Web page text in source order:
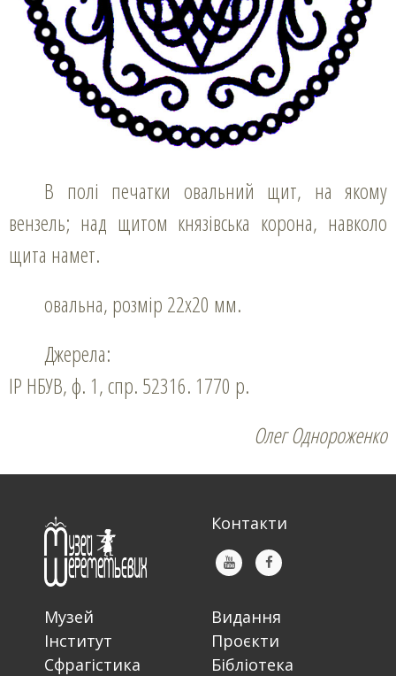
В полі печатки овальний щит, на якому
вензель; над щитом князівська корона, навколо
щита намет.
овальна, розмір 22х20 мм.
Джерела:
ІР НБУВ, ф. 1, спр. 52316. 1770 р.
Олег Однороженко
Контакти
Музей
Інститут
Сфрагістика
Видання
Проєкти
Бібліотека